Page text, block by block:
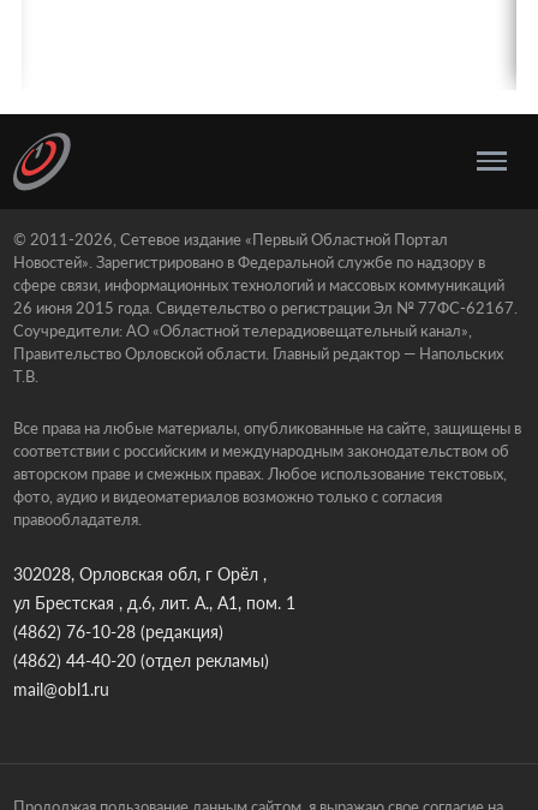
© 2011-2026, Сетевое издание «Первый Областной Портал
Новостей». Зарегистрировано в Федеральной службе по надзору в
сфере связи, информационных технологий и массовых коммуникаций
26 июня 2015 года. Свидетельство о регистрации Эл № 77ФС-62167.
Соучредители: АО «Областной телерадиовещательный канал»,
Правительство Орловской области. Главный редактор — Напольских
Т.В.
Все права на любые материалы, опубликованные на сайте, защищены в
соответствии с российским и международным законодательством об
авторском праве и смежных правах. Любое использование текстовых,
фото, аудио и видеоматериалов возможно только с согласия
правообладателя.
302028, Орловская обл, г Орёл ,
ул Брестская , д.6, лит. А., А1, пом. 1
(4862) 76-10-28(редакция)
(4862) 44-40-20(отдел рекламы)
mail@obl1.ru
Продолжая пользование данным сайтом, я выражаю свое согласие на